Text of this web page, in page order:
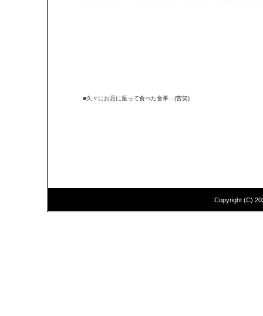
■久々にお店に座って食べた食事…(苦笑)
Copyright (C)